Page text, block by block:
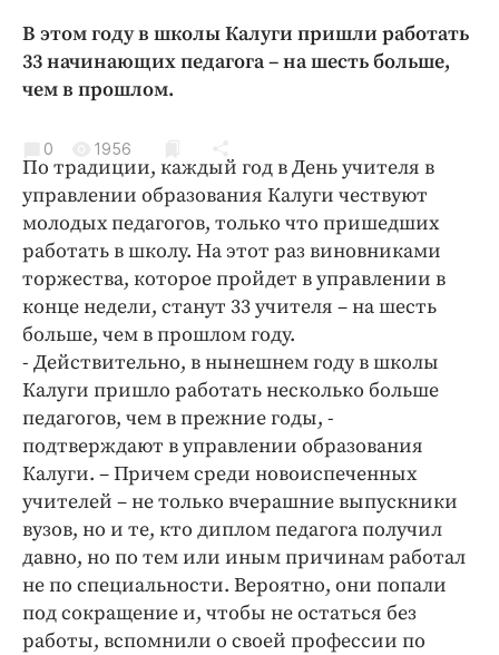
Благоустройство
Криминал
Недвижимость и ЖКХ
Образование
Общество
Погода
Праздники
Происшествия
Спорт
Экономика и бизнес
ПРОЕКТЫ
Блоги
Издания
Медиаперсона
Интересное чтиво
Клиника года
Бренд года
В этом году в школы Калуги пришли работать
33 начинающих педагога – на шесть больше,
чем в прошлом.
0 1956
По традиции, каждый год в День учителя в
управлении образования Калуги чествуют
молодых педагогов, только что пришедших
работать в школу. На этот раз виновниками
торжества, которое пройдет в управлении в
конце недели, станут 33 учителя – на шесть
больше, чем в прошлом году.
- Действительно, в нынешнем году в школы
Калуги пришло работать несколько больше
педагогов, чем в прежние годы, -
подтверждают в управлении образования
Калуги. – Причем среди новоиспеченных
учителей – не только вчерашние выпускники
вузов, но и те, кто диплом педагога получил
давно, но по тем или иным причинам работал
не по специальности. Вероятно, они попали
под сокращение и, чтобы не остаться без
работы, вспомнили о своей профессии по